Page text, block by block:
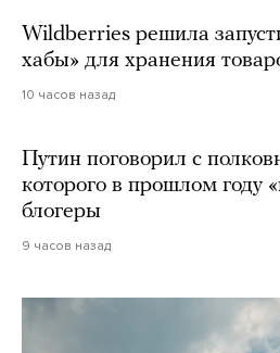
Wildberries решила
хабы» для хранения
10 часов назад
Путин поговорил с
которого в прошлом году
блогеры
9 часов назад